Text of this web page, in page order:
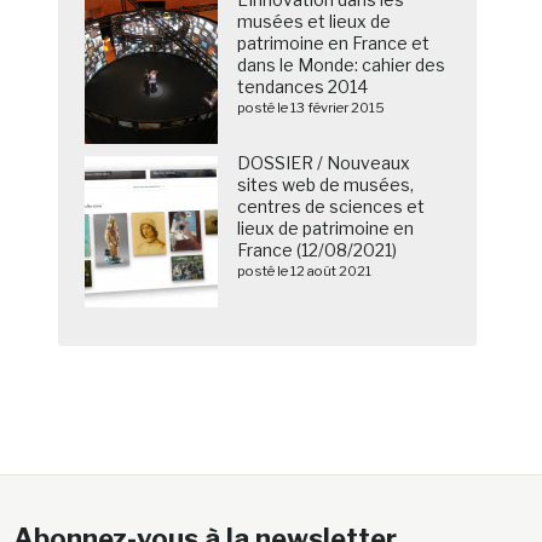
musées et lieux de
patrimoine en France et
dans le Monde: cahier des
tendances 2014
posté le 13 février 2015
DOSSIER / Nouveaux
sites web de musées,
centres de sciences et
lieux de patrimoine en
France (12/08/2021)
posté le 12 août 2021